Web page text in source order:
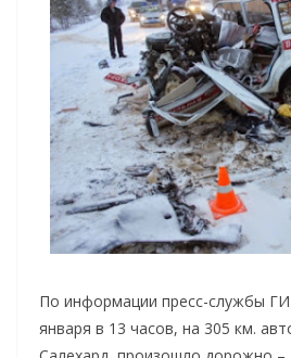
По информации пресс-службы
января в 13 часов, на 305 км.